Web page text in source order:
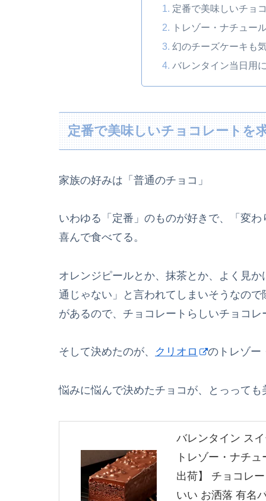
定番で美味しいチョ
トレゾー・ナチュー
幻のチーズケーキも
バレンタイン当日用
定番で美味しいチョコレートを
家族の好みは「普通のチョコ」
いわゆる「定番」のものが好きで、「変
喜んで食べてる。
オレンジピールとか、抹茶とか、よく見
通じゃない」と言われてしまいそうなの
があるので、チョコレートらしいチョコ
そして決めたのが、 クリオロ のトレゾー
悩みに悩んで決めたチョコが、とっって
バレンタイン ス
トレゾー・ナチ
出荷】 チョコレ
いい お洒落 有名